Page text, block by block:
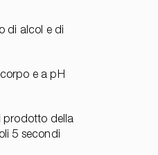
di alcol e di
e a pH
prodotto della
5 secondi